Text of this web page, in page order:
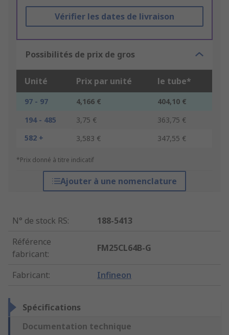
Vérifier les dates de livraison
Possibilités de prix de gros
Unité Prix par unité le tube*
97 - 97 4,166 €
404,10 €
194 - 485
3,75 €
363,75 €
582 +
3,583 € 347,55 €
*Prix donné à titre indicatif
Ajouter à une nomenclature
N° de stock RS:
188-5413
Référence
fabricant:
FM25CL64B-G
Fabricant: Infineon
Spécifications
Documentation technique